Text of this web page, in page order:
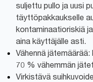
suljettu pullo ja uusi
täyttöpakkaukselle
kontaminaatioriskiä
aina käyttäjälle asti.
Vähennä
70 % vähemmän
Virkistävä